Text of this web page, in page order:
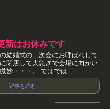
新はお休みです
結婚式の二次会にお呼ばれして
閉店して大急ぎで会場に向かい
妙・・・。 ではでは...
記事を読む